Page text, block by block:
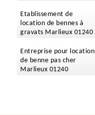
Etablissement de
location de bennes à
gravats Marlieux 01240
Entreprise pour location
de benne pas cher
Marlieux 01240